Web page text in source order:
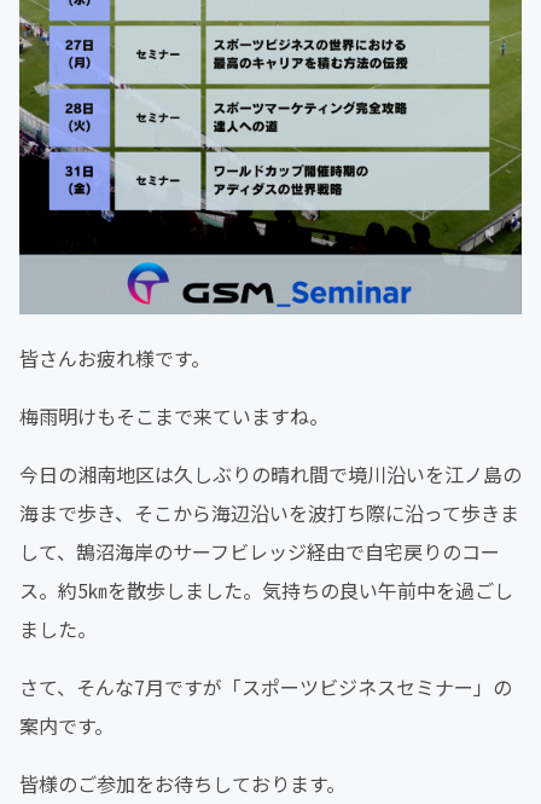
皆さんお疲れ様です。
梅雨明けもそこまで来ていますね。
今日の湘南地区は久しぶりの晴れ間で境川沿いを江ノ島の
海まで歩き、そこから海辺沿いを波打ち際に沿って歩きま
して、鵠沼海岸のサーフビレッジ経由で自宅戻りのコー
ス。約5㎞を散歩しました。気持ちの良い午前中を過ごし
ました。
さて、そんな7月ですが「スポーツビジネスセミナー」の
案内です。
皆様のご参加をお待ちしております。